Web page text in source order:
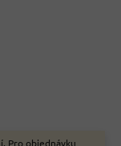
Pro objednávku